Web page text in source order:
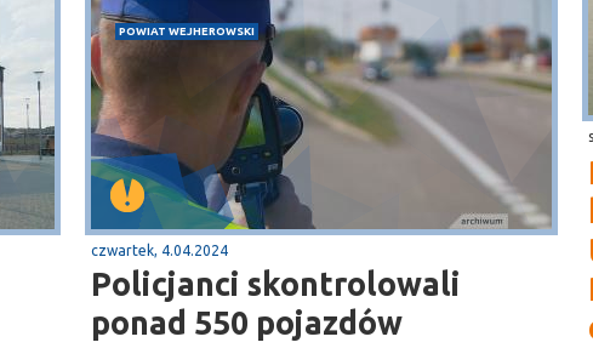
POWIAT WEJHEROWSKI
czwartek, 4.04.2024
Policjanci skontrolowali
ponad 550 pojazdów